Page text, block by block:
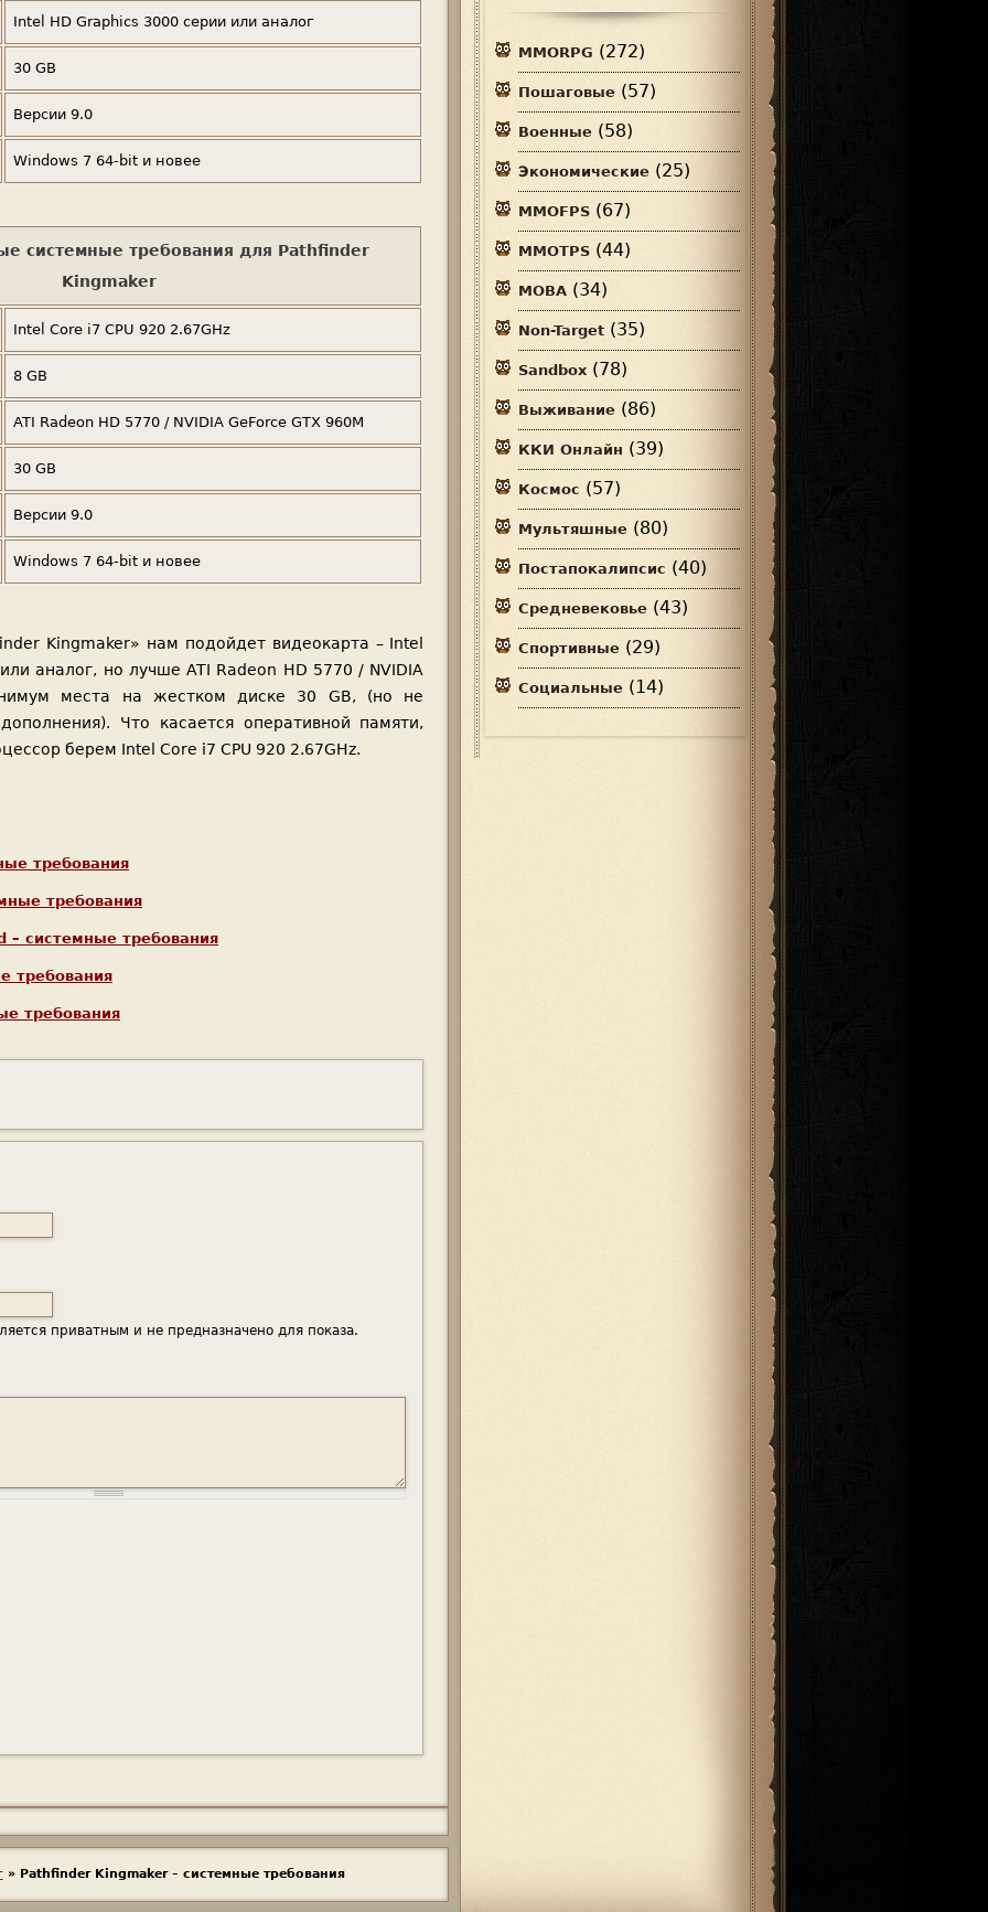
Intel HD Graphics 3000 серии или аналог
30 GB
Версии 9.0
Windows 7 64-bit и новее
системные требования для Pathfinder
Kingmaker
Intel Core i7 CPU 920 2.67GHz
8 GB
ATI Radeon HD 5770 / NVIDIA GeForce GTX 960M
30 GB
Версии 9.0
Windows 7 64-bit и новее
Kingmaker» нам подойдет видеокарта – Intel
аналог, но лучше ATI Radeon HD 5770 / NVIDIA
места на жестком диске 30 GB, (но не
Что касается оперативной памяти,
берем Intel Core i7 CPU 920 2.67GHz.
требования
требования
– системные требования
требования
требования
приватным и не предназначено для показа.
» Pathfinder Kingmaker – системные требования
MMORPG (272)
Пошаговые (57)
Военные (58)
Экономические (25)
MMOFPS (67)
MMOTPS (44)
MOBA (34)
Non-Target (35)
Sandbox (78)
Выживание (86)
ККИ Онлайн (39)
Космос (57)
Мультяшные (80)
Постапокалипсис (40)
Средневековье (43)
Спортивные (29)
Социальные (14)